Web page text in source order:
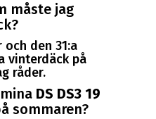
måste jag
och den 31:a
vinterdäck på
råder.
DS DS3 19
sommaren?